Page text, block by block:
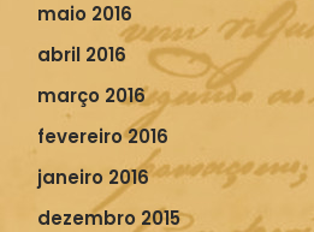
maio 2016
abril 2016
março 2016
fevereiro 2016
janeiro 2016
dezembro 2015